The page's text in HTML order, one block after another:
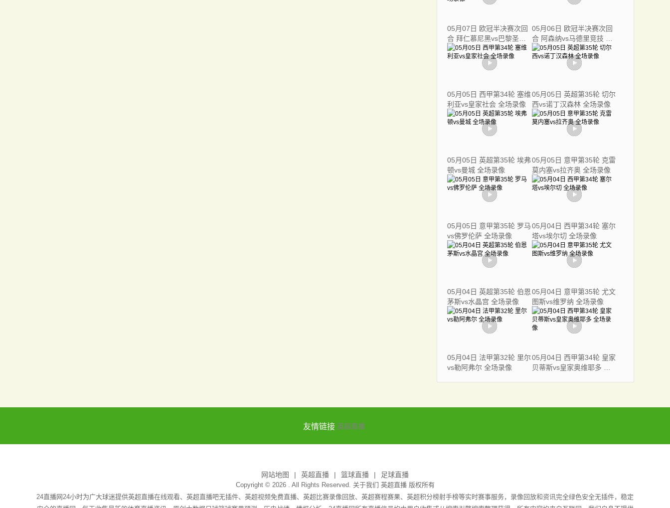
05月07日 欧冠半决赛次回
合 拜仁慕尼黑vs巴黎圣日
耳曼 全场录像
05月06日 欧冠半决赛次回
合 阿森纳vs马德里竞技 全
场录像
05月05日 西甲第34轮 塞维
利亚vs皇家社会 全场录像
05月05日 英超第35轮 切尔
西vs诺丁汉森林 全场录像
05月05日 英超第35轮 埃弗
顿vs曼城 全场录像
05月05日 意甲第35轮 克雷
莫内塞vs拉齐奥 全场录像
05月05日 意甲第35轮 罗马
vs佛罗伦萨 全场录像
05月04日 西甲第34轮 塞尔
塔vs埃尔切 全场录像
05月04日 英超第35轮 伯恩
茅斯vs水晶宫 全场录像
05月04日 意甲第35轮 尤文
图斯vs维罗纳 全场录像
05月04日 法甲第32轮 里尔
vs勒阿弗尔 全场录像
05月04日 西甲第34轮 皇家
贝蒂斯vs皇家奥维耶多 全
友情链接 英超直播
网站地图 英超直播 篮球直播 足球直播
Copyright © 2026 . All Rights Reserved. 关于我们 英超直播版权所有
24直播网24小时为广大球迷提供英超直播在线观看、英超直播吧无插件、英超视频免费直播、英超比赛录像回放、英超赛程赛果、英超积分榜射手榜等实时赛事服务，录像回放和资讯完全绿色安全无插件，稳定